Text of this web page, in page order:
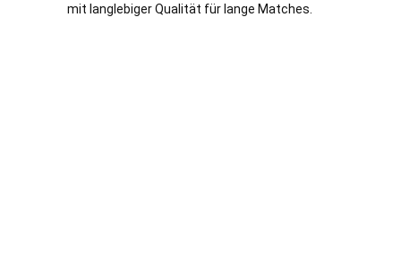
mit langlebiger Qualität für lange Matches.